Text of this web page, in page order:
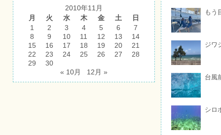
2010年11月
月
火 水 木 金 土
日
1
2 3 4 5 6
7
8
9 10 11 12 13
14
15
16 17 18 19 20
21
22
23 24 25 26 27
28
29
30
« 10月
12月 »
もう
ジワ
台風
シロ